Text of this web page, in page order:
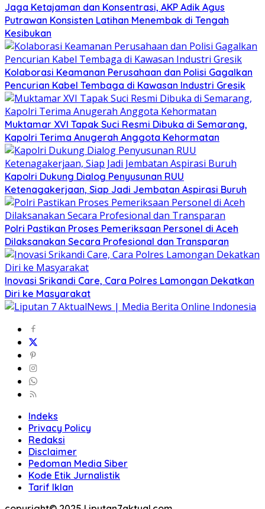
Jaga Ketajaman dan Konsentrasi, AKP Adik Agus
Putrawan Konsisten Latihan Menembak di Tengah
Kesibukan
Kolaborasi Keamanan Perusahaan dan Polisi Gagalkan
Pencurian Kabel Tembaga di Kawasan Industri Gresik
Muktamar XVI Tapak Suci Resmi Dibuka di Semarang,
Kapolri Terima Anugerah Anggota Kehormatan
Kapolri Dukung Dialog Penyusunan RUU
Ketenagakerjaan, Siap Jadi Jembatan Aspirasi Buruh
Polri Pastikan Proses Pemeriksaan Personel di Aceh
Dilaksanakan Secara Profesional dan Transparan
Inovasi Srikandi Care, Cara Polres Lamongan Dekatkan
Diri ke Masyarakat
Indeks
Privacy Policy
Redaksi
Disclaimer
Pedoman Media Siber
Kode Etik Jurnalistik
Tarif Iklan